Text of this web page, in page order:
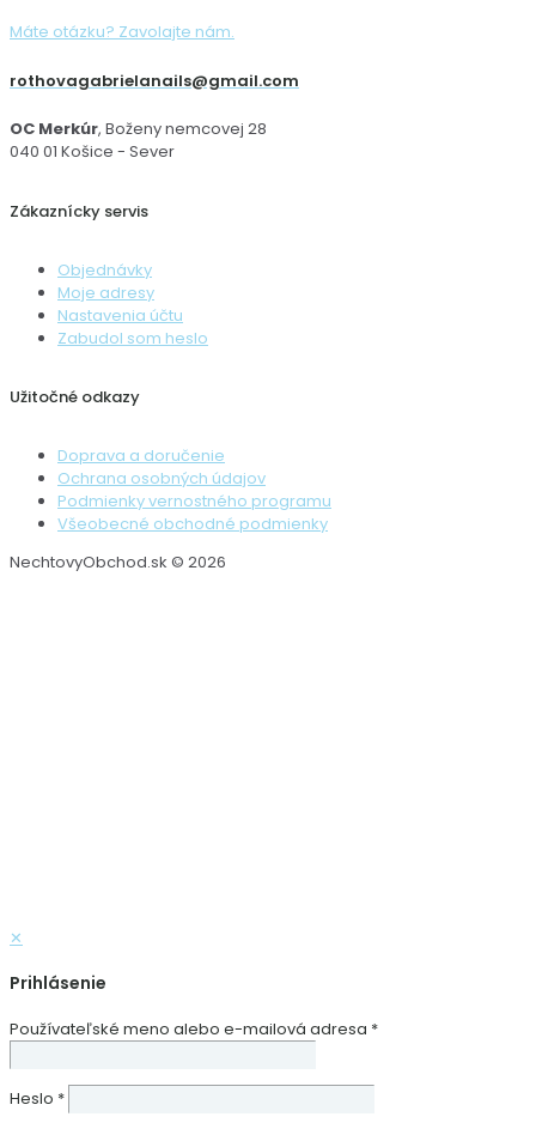
Máte otázku? Zavolajte nám.
rothovagabrielanails@gmail.com
OC Merkúr, Boženy nemcovej 28
040 01 Košice - Sever
Zákaznícky servis
Objednávky
Moje adresy
Nastavenia účtu
Zabudol som heslo
Užitočné odkazy
Doprava a doručenie
Ochrana osobných údajov
Podmienky vernostného programu
Všeobecné obchodné podmienky
NechtovyObchod.sk © 2026
✕
Prihlásenie
Používateľské meno alebo e-mailová adresa *
Heslo *